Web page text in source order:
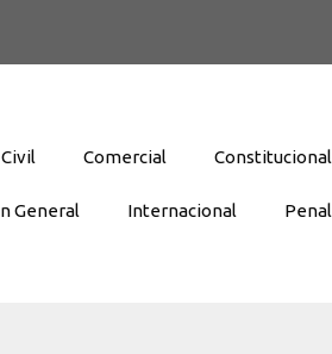
Civil Comercial Constitucional
General Internacional Penal